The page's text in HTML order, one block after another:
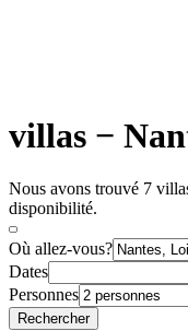
villas −
Nous avons trouvé 7
disponibilité.
Où allez-vous?
Dates
Personnes
Rechercher